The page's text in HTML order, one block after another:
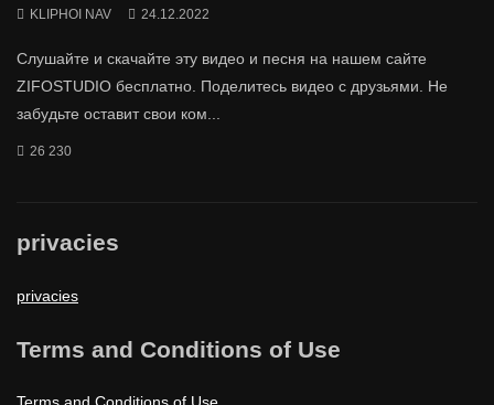
KLIPHOI NAV 24.12.2022
Слушайте и скачайте эту видео и песня на нашем сайте
ZIFOSTUDIO бесплатно. Поделитесь видео с друзьями. Не
забудьте оставит свои ком...
26 230
privacies
privacies
Terms and Conditions of Use